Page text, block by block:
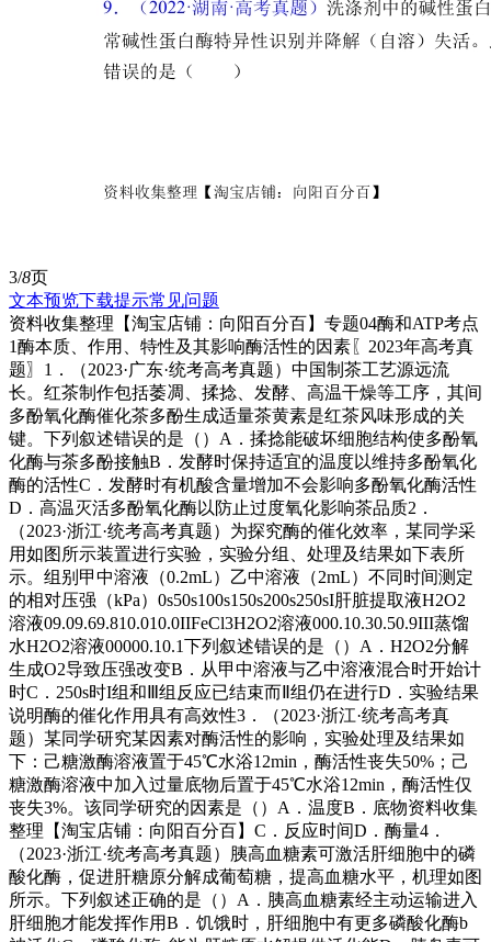
3/8页
文本预览下载提示常见问题
资料收集整理【淘宝店铺：向阳百分百】专题04酶和ATP考点
1酶本质、作用、特性及其影响酶活性的因素〖2023年高考真
题〗1．（2023·广东·统考高考真题）中国制茶工艺源远流
长。红茶制作包括萎凋、揉捻、发酵、高温干燥等工序，其间
多酚氧化酶催化茶多酚生成适量茶黄素是红茶风味形成的关
键。下列叙述错误的是（）A．揉捻能破坏细胞结构使多酚氧
化酶与茶多酚接触B．发酵时保持适宜的温度以维持多酚氧化
酶的活性C．发酵时有机酸含量增加不会影响多酚氧化酶活性
D．高温灭活多酚氧化酶以防止过度氧化影响茶品质2．
（2023·浙江·统考高考真题）为探究酶的催化效率，某同学采
用如图所示装置进行实验，实验分组、处理及结果如下表所
示。组别甲中溶液（0.2mL）乙中溶液（2mL）不同时间测定
的相对压强（kPa）0s50s100s150s200s250sI肝脏提取液H2O2
溶液09.09.69.810.010.0IIFeCl3H2O2溶液000.10.30.50.9III蒸馏
水H2O2溶液00000.10.1下列叙述错误的是（）A．H2O2分解
生成O2导致压强改变B．从甲中溶液与乙中溶液混合时开始计
时C．250s时I组和Ⅲ组反应已结束而Ⅱ组仍在进行D．实验结果
说明酶的催化作用具有高效性3．（2023·浙江·统考高考真
题）某同学研究某因素对酶活性的影响，实验处理及结果如
下：己糖激酶溶液置于45℃水浴12min，酶活性丧失50%；己
糖激酶溶液中加入过量底物后置于45℃水浴12min，酶活性仅
丧失3%。该同学研究的因素是（）A．温度B．底物资料收集
整理【淘宝店铺：向阳百分百】C．反应时间D．酶量4．
（2023·浙江·统考高考真题）胰高血糖素可激活肝细胞中的磷
酸化酶，促进肝糖原分解成葡萄糖，提高血糖水平，机理如图
所示。下列叙述正确的是（）A．胰高血糖素经主动运输进入
肝细胞才能发挥作用B．饥饿时，肝细胞中有更多磷酸化酶b